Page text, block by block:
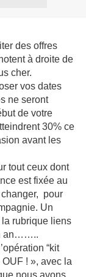
des offres
à droite de
cher.
vos dates
ne seront
de votre
30% ce
avant les
tout ceux dont
est fixée au
pour
Un
rubrique liens
an……..
“kit
! », avec la
nous avons